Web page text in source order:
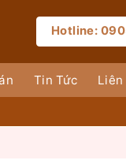
Hotline:
Tin Tức Liên